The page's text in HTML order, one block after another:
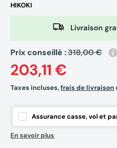
HIKOKI
Livraison
Prix conseillé :318,00 €
203,11 €
Taxes incluses,frais de livraison
Assurance casse, vol et
En savoir plus